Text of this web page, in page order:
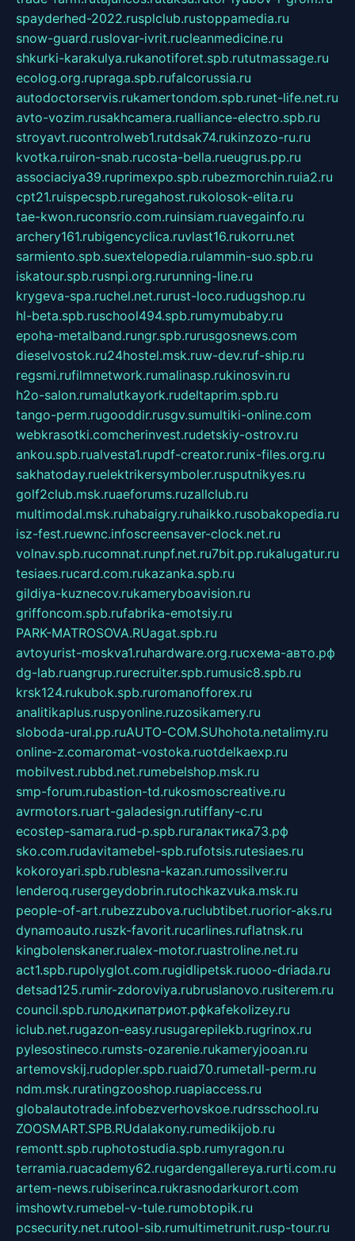
spayderhed-2022.rusplclub.rustoppamedia.ru
snow-guard.ruslovar-ivrit.rucleanmedicine.ru
shkurki-karakulya.rukanotiforet.spb.rututmassage.ru
ecolog.org.rupraga.spb.rufalcorussia.ru
autodoctorservis.rukamertondom.spb.runet-life.net.ru
avto-vozim.rusakhcamera.rualliance-electro.spb.ru
stroyavt.rucontrolweb1.rutdsak74.rukinzozo-ru.ru
kvotka.ruiron-snab.rucosta-bella.rueugrus.pp.ru
associaciya39.ruprimexpo.spb.rubezmorchin.ruia2.ru
cpt21.ruispecspb.ruregahost.rukolosok-elita.ru
tae-kwon.ruconsrio.com.ruinsiam.ruavegainfo.ru
archery161.rubigencyclica.ruvlast16.rukorru.net
sarmiento.spb.suextelopedia.rulammin-suo.spb.ru
iskatour.spb.rusnpi.org.rurunning-line.ru
krygeva-spa.ruchel.net.rurust-loco.rudugshop.ru
hl-beta.spb.ruschool494.spb.rumymubaby.ru
epoha-metalband.rungr.spb.rurusgosnews.com
dieselvostok.ru24hostel.msk.ruw-dev.ruf-ship.ru
regsmi.rufilmnetwork.rumalinasp.rukinosvin.ru
h2o-salon.rumalutkayork.rudeltaprim.spb.ru
tango-perm.rugooddir.rusgv.sumultiki-online.com
webkrasotki.comcherinvest.rudetskiy-ostrov.ru
ankou.spb.rualvesta1.rupdf-creator.runix-files.org.ru
sakhatoday.ruelektrikersymboler.rusputnikyes.ru
golf2club.msk.ruaeforums.ruzallclub.ru
multimodal.msk.ruhabaigry.ruhaikko.rusobakopedia.ru
isz-fest.ruewnc.infoscreensaver-clock.net.ru
volnav.spb.rucomnat.runpf.net.ru7bit.pp.rukalugatur.ru
tesiaes.rucard.com.rukazanka.spb.ru
gildiya-kuznecov.rukameryboavision.ru
griffoncom.spb.rufabrika-emotsiy.ru
PARK-MATROSOVA.RUagat.spb.ru
avtoyurist-moskva1.ruhardware.org.ruсхема-авто.рф
dg-lab.ruangrup.rurecruiter.spb.rumusic8.spb.ru
krsk124.rukubok.spb.ruromanofforex.ru
analitikaplus.ruspyonline.ruzosikamery.ru
sloboda-ural.pp.ruAUTO-COM.SUhohota.netalimy.ru
online-z.comaromat-vostoka.ruotdelkaexp.ru
mobilvest.rubbd.net.rumebelshop.msk.ru
smp-forum.rubastion-td.rukosmoscreative.ru
avrmotors.ruart-galadesign.rutiffany-c.ru
ecostep-samara.rud-p.spb.ruгалактика73.рф
sko.com.rudavitamebel-spb.rufotsis.rutesiaes.ru
kokoroyari.spb.rublesna-kazan.rumossilver.ru
lenderoq.rusergeydobrin.rutochkazvuka.msk.ru
people-of-art.rubezzubova.ruclubtibet.ruorior-aks.ru
dynamoauto.ruszk-favorit.rucarlines.ruflatnsk.ru
kingbolenskaner.rualex-motor.ruastroline.net.ru
act1.spb.rupolyglot.com.rugidlipetsk.ruooo-driada.ru
detsad125.rumir-zdoroviya.rubruslanovo.rusiterem.ru
council.spb.ruлодкипатриот.рфkafekolizey.ru
iclub.net.rugazon-easy.rusugarepilekb.rugrinox.ru
pylesostineco.rumsts-ozarenie.rukameryjooan.ru
artemovskij.rudopler.spb.ruaid70.rumetall-perm.ru
ndm.msk.ruratingzooshop.ruapiaccess.ru
globalautotrade.infobezverhovskoe.rudrsschool.ru
ZOOSMART.SPB.RUdalakony.rumedikijob.ru
remontt.spb.ruphotostudia.spb.rumyragon.ru
terramia.ruacademy62.rugardengallereya.rurti.com.ru
artem-news.rubiserinca.rukrasnodarkurort.com
imshowtv.rumebel-v-tule.rumobtopik.ru
pcsecurity.net.rutool-sib.rumultimetrunit.rusp-tour.ru